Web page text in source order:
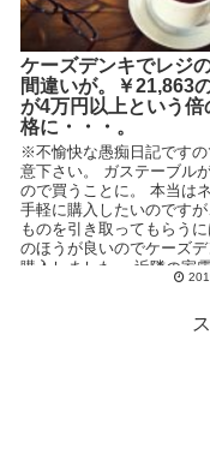
ケーズデンキでレジ
間違いが。￥21,863
が4万円以上という倍
格に・・・。
※不愉快な愚痴日記ですの
意下さい。 ガステーブル
ので買うことに。 本当は
手軽に購入したいのです
ものを引き取ってもらう
のほうが良いのでケーズ
購入しました。 近隣の家